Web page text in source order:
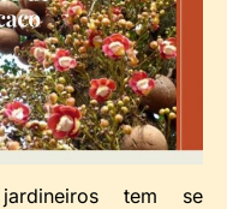
tem se